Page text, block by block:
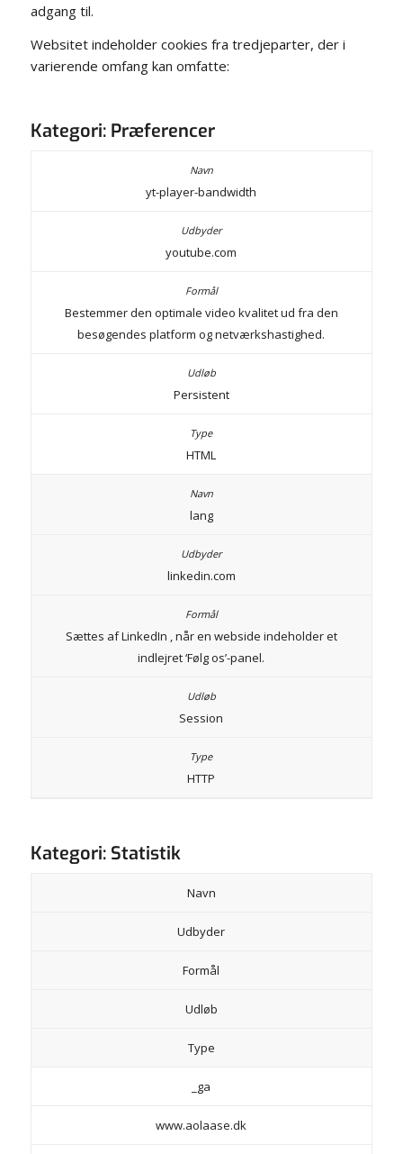
adgang til.
Websitet indeholder cookies fra tredjeparter, der i
varierende omfang kan omfatte:
Kategori: Præferencer
yt-player-bandwidth
youtube.com
Bestemmer den optimale video kvalitet ud fra den
besøgendes platform og netværkshastighed.
Persistent
HTML
lang
linkedin.com
Sættes af LinkedIn , når en webside indeholder et
indlejret ‘Følg os’-panel.
Session
HTTP
Kategori: Statistik
Navn
Udbyder
Formål
Udløb
Type
_ga
www.aolaase.dk